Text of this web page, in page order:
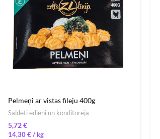
Pelmeņi ar vistas fileju 400g
Saldēti ēdieni un konditoreja
€
14,30€ /